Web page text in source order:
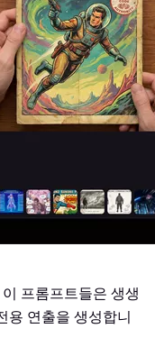
프롬프트들은 생생
용 연출을 생성합니